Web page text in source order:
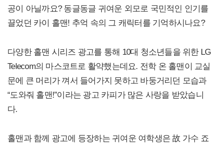
공이 아닐까요? 동글동글 귀여운 외모로 국민적인 인기를
끌었던 카이 홀맨! 추억 속의 그 캐릭터를 기억하시나요?
다양한 홀맨 시리즈 광고를 통해 10대 청소년들을 위한 LG
Telecom의 마스코트로 활약했는데요. 전학 온 홀맨이 교실
문에 큰 머리가 껴서 들어가지 못하고 바둥거리던 모습과
“도와줘 홀맨!”이라는 광고 카피가 많은 사랑을 받았습니
다.
홀맨과 함께 광고에 등장하는 귀여운 여학생은 故 가수 죠